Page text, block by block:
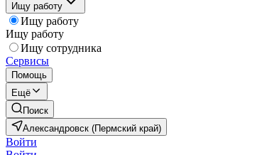
Ищу работу
Ищу работу
Ищу работу
Ищу сотрудника
Сервисы
Помощь
Ещё
Поиск
Александровск (Пермский край)
Войти